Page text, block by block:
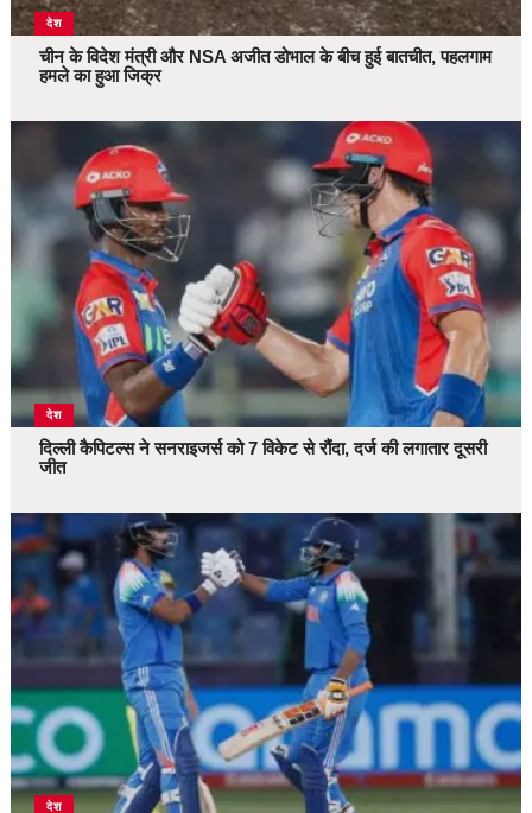
देश
चीन के विदेश मंत्री और NSA अजीत डोभाल के बीच हुई बातचीत, पहलगाम
हमले का हुआ जिक्र
देश
दिल्ली कैपिटल्स ने सनराइजर्स को 7 विकेट से रौंदा, दर्ज की लगातार दूसरी
जीत
देश